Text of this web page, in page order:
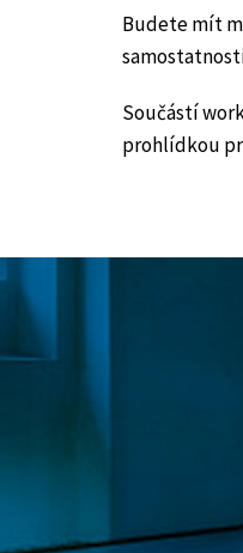
Budete mít
Součástí
prohlídkou